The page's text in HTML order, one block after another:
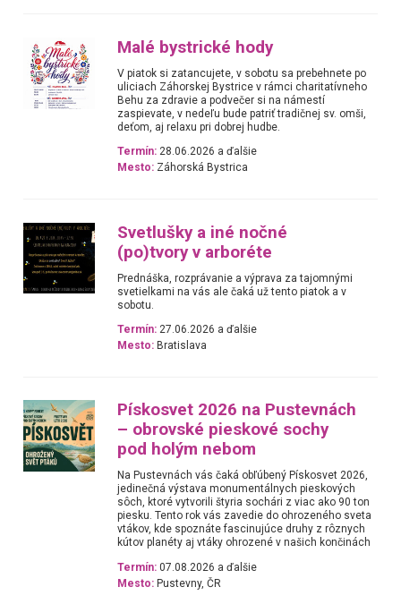
Malé bystrické hody
V piatok si zatancujete, v sobotu sa prebehnete po
uliciach Záhorskej Bystrice v rámci charitatívneho
Behu za zdravie a podvečer si na námestí
zaspievate, v nedeľu bude patriť tradičnej sv. omši,
deťom, aj relaxu pri dobrej hudbe.
Termín: 28.06.2026 a ďalšie
Mesto: Záhorská Bystrica
Svetlušky a iné nočné
(po)tvory v arboréte
Prednáška, rozprávanie a výprava za tajomnými
svetielkami na vás ale čaká už tento piatok a v
sobotu.
Termín: 27.06.2026 a ďalšie
Mesto: Bratislava
Pískosvet 2026 na Pustevnách
– obrovské pieskové sochy
pod holým nebom
Na Pustevnách vás čaká obľúbený Pískosvet 2026,
jedinečná výstava monumentálnych pieskových
sôch, ktoré vytvorili štyria sochári z viac ako 90 ton
piesku. Tento rok vás zavedie do ohrozeného sveta
vtákov, kde spoznáte fascinujúce druhy z rôznych
kútov planéty aj vtáky ohrozené v našich končinách
Termín: 07.08.2026 a ďalšie
Mesto: Pustevny, ČR